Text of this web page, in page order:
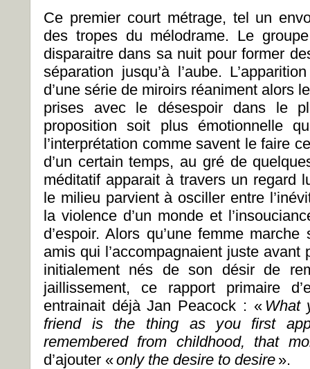
Ce premier court métrage, tel un
des tropes du mélodrame. Le
disparaitre dans sa nuit pour former
séparation jusqu’à l’aube.
d’une série de miroirs réaniment alors
prises avec le désespoir dans le
proposition soit plus émotionnelle
l’interprétation comme savent le faire
d’un certain temps, au gré de
méditatif apparait à travers un regard
le milieu parvient à osciller entre
la violence d’un monde et
d’espoir. Alors qu’une femme
amis qui l’accompagnaient juste avant
initialement nés de son désir de
jaillissement, ce rapport primaire
entrainait déjà Jan Peacock : « What
friend is the thing as you first
remembered from childhood, that
d’ajouter «only the desire to desire ».